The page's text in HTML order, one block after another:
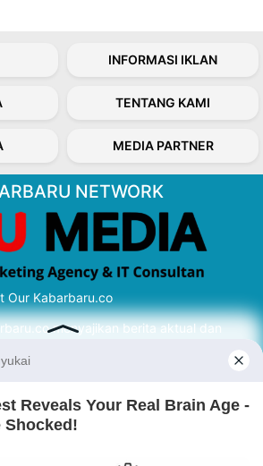
INFORMASI IKLAN
TENTANG KAMI
MEDIA PARTNER
NETWORK
Our Kabarbaru.co
menyajikan berita aktual dan
dari sumber yang tepat.
Follow Kabarbaru